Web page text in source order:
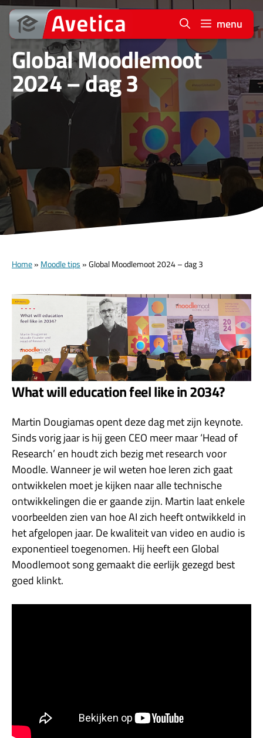
Ga
naar
de
inhoud
menu
Global Moodlemoot
2024 – dag 3
Home» Moodle tips »Global Moodlemoot 2024 – dag 3
What will education feel like in 2034?
Martin Dougiamas opent deze dag met zijn keynote.
Sinds vorig jaar is hij geen CEO meer maar ‘Head of
Research’ en houdt zich bezig met research voor
Moodle. Wanneer je wil weten hoe leren zich gaat
ontwikkelen moet je kijken naar alle technische
ontwikkelingen die er gaande zijn. Martin laat enkele
voorbeelden zien van hoe AI zich heeft ontwikkeld in
het afgelopen jaar. De kwaliteit van video en audio is
exponentieel toegenomen. Hij heeft een Global
Moodlemoot song gemaakt die eerlijk gezegd best
goed klinkt.